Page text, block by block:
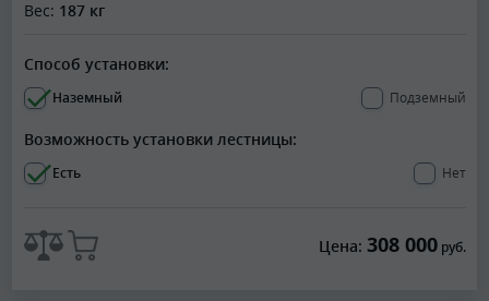
Вес: 187 кг
Способ установки:
Наземный Подземный
Возможность установки лестницы:
Есть Нет
Цена: 308 000руб.